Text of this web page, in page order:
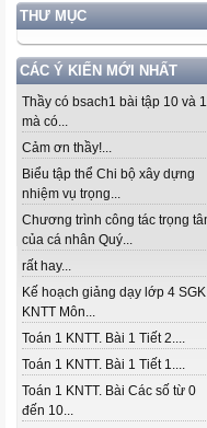
THƯ MỤC
CÁC Ý KIẾN MỚI NHẤT
Thầy có bsach1 bài tập 10 và
mà có...
Cảm ơn thầy!...
Biểu tập thể Chi bộ xây dựng
nhiệm vụ trọng...
Chương trình công tác trọng
của cá nhân Quý...
rất hay...
Kế hoạch giảng dạy lớp 4
KNTT Môn...
Toán 1 KNTT. Bài 1 Tiết 2....
Toán 1 KNTT. Bài 1 Tiết 1....
Toán 1 KNTT. Bài Các số từ 0
đến 10...